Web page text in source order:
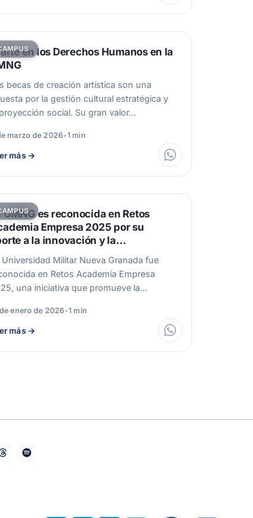
arte en los Derechos Humanos en la
becas de creación artística son una
por la gestión cultural estratégica y
social. Su gran valor…
marzo de 2026•1 min
más →
UMNG es reconocida en Retos
Empresa 2025 por su
a la innovación y la
Universidad Militar Nueva Granada fue
en Retos Academia Empresa
una iniciativa que promueve la
enero de 2026•1 min
más →